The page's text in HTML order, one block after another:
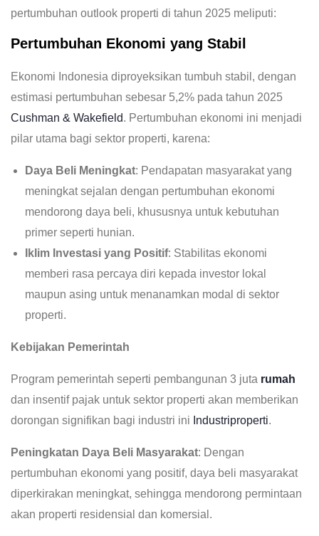
pertumbuhan outlook properti di tahun 2025 meliputi:
Pertumbuhan Ekonomi yang Stabil
Ekonomi Indonesia diproyeksikan tumbuh stabil, dengan
estimasi pertumbuhan sebesar 5,2% pada tahun 2025
Cushman & Wakefield. Pertumbuhan ekonomi ini menjadi
pilar utama bagi sektor properti, karena:
Daya Beli Meningkat: Pendapatan masyarakat yang
meningkat sejalan dengan pertumbuhan ekonomi
mendorong daya beli, khususnya untuk kebutuhan
primer seperti hunian.
Iklim Investasi yang Positif: Stabilitas ekonomi
memberi rasa percaya diri kepada investor lokal
maupun asing untuk menanamkan modal di sektor
properti.
Kebijakan Pemerintah
Program pemerintah seperti pembangunan 3 juta rumah
dan insentif pajak untuk sektor properti akan memberikan
dorongan signifikan bagi industri ini Industriproperti.
Peningkatan Daya Beli Masyarakat: Dengan
pertumbuhan ekonomi yang positif, daya beli masyarakat
diperkirakan meningkat, sehingga mendorong permintaan
akan properti residensial dan komersial.